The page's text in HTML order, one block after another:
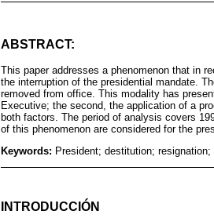
ABSTRACT:
This paper addresses a phenomenon that in
the interruption of the presidential mandate.
removed from office. This modality has
Executive; the second, the application of a
both factors. The period of analysis covers
of this phenomenon are considered for the
Keywords: President; destitution;
INTRODUCCIÓN